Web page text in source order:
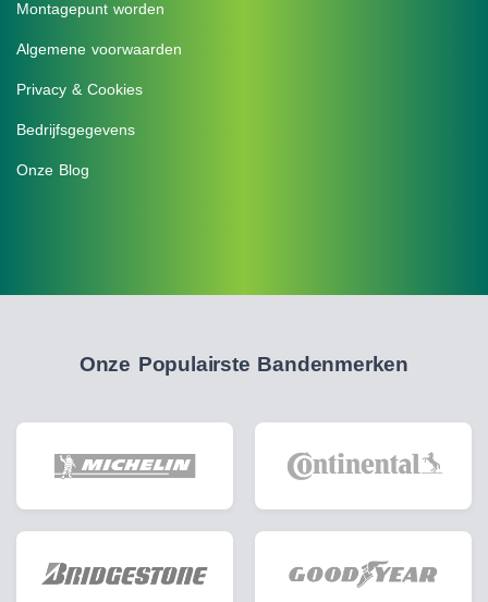
Montagepunt worden
Algemene voorwaarden
Privacy & Cookies
Bedrijfsgegevens
Onze Blog
Onze Populairste Bandenmerken